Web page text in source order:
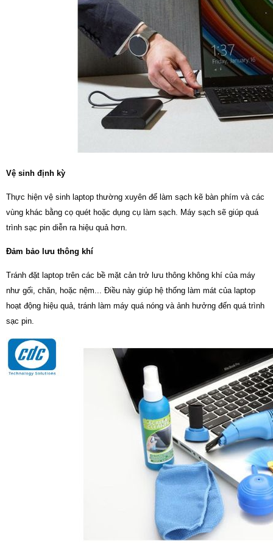
Vệ sinh định kỳ
Thực hiện vệ sinh laptop thường xuyên để làm sạch kẽ bàn phím và các
vùng khác bằng cọ quét hoặc dụng cụ làm sạch. Máy sạch sẽ giúp quá
trình sạc pin diễn ra hiệu quả hơn.
Đảm bảo lưu thông khí
Tránh đặt laptop trên các bề mặt cản trở lưu thông không khí của máy
như gối, chăn, hoặc nệm... Điều này giúp hệ thống làm mát của laptop
hoạt động hiệu quả, tránh làm máy quá nóng và ảnh hưởng đến quá trình
sạc pin.